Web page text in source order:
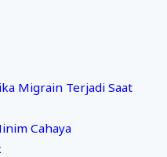
Migrain Terjadi Saat
Cahaya